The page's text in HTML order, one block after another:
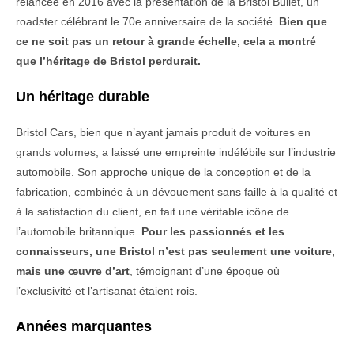
roadster célébrant le 70e anniversaire de la société. Bien que
ce ne soit pas un retour à grande échelle, cela a montré
que l’héritage de Bristol perdurait.
Un héritage durable
Bristol Cars, bien que n’ayant jamais produit de voitures en
grands volumes, a laissé une empreinte indélébile sur l’industrie
automobile. Son approche unique de la conception et de la
fabrication, combinée à un dévouement sans faille à la qualité et
à la satisfaction du client, en fait une véritable icône de
l’automobile britannique. Pour les passionnés et les
connaisseurs, une Bristol n’est pas seulement une voiture,
mais une œuvre d’art, témoignant d’une époque où
l’exclusivité et l’artisanat étaient rois.
Années marquantes